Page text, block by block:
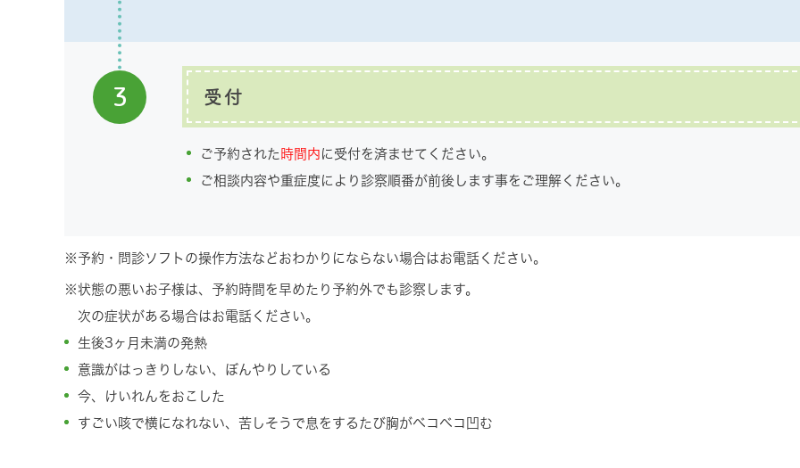
3 受付
ご予約された 時間内 に受付を済ませてください。
ご相談内容や重症度により診察順番が前後します事をご理解ください。
※予約・問診ソフトの操作方法などおわかりにならない場合はお電話ください。
※状態の悪いお子様は、予約時間を早めたり予約外でも診察します。
次の症状がある場合はお電話ください。
生後3ヶ月未満の発熱
意識がはっきりしない、ぼんやりしている
今、けいれんをおこした
すごい咳で横になれない、苦しそうで息をするたび胸がベコベコ凹む